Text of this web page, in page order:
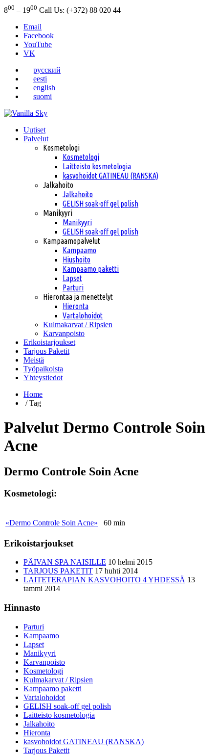
800 – 1900 Call Us: (+372) 88 020 44
Email
Facebook
YouTube
VK
русский
eesti
english
suomi
Uutiset
Palvelut
Kosmetologi
Kosmetologi
Laitteisto kosmetologia
kasvohoidot GATINEAU (RANSKA)
Jalkahoito
Jalkahoito
GELISH soak-off gel polish
Manikyyri
Manikyyri
GELISH soak-off gel polish
Kampaamopalvelut
Kampaamo
Hiushoito
Kampaamo paketti
Lapset
Parturi
Hierontaa ja menettelyt
Hieronta
Vartalohoidot
Kulmakarvat / Ripsien
Karvanpoisto
Erikoistarjoukset
Tarjous Paketit
Meistä
Työpaikoista
Yhteystiedot
Home
/ Tag
Palvelut Dermo Controle Soin
Acne
Dermo Controle Soin Acne
Kosmetologi:
«Dermo Controle Soin Acne» 60 min
Erikoistarjoukset
PÄIVAN SPA NAISILLE 10 helmi 2015
TARJOUS PAKETIT 17 huhti 2014
LAITETERAPIAN KASVOHOITO 4 YHDESSÄ 13
tammi 2014
Hinnasto
Parturi
Kampaamo
Lapset
Manikyyri
Karvanpoisto
Kosmetologi
Kulmakarvat / Ripsien
Kampaamo paketti
Vartalohoidot
GELISH soak-off gel polish
Laitteisto kosmetologia
Jalkahoito
Hieronta
kasvohoidot GATINEAU (RANSKA)
Tarjous Paketit